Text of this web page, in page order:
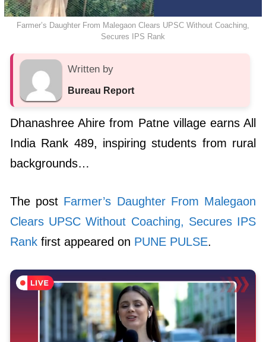
Farmer’s Daughter From Malegaon Clears UPSC Without Coaching,
Secures IPS Rank
Written by
Bureau Report
Dhanashree Ahire from Patne village earns All
India Rank 489, inspiring students from rural
backgrounds…
The post Farmer’s Daughter From Malegaon
Clears UPSC Without Coaching, Secures IPS
Rank first appeared on PUNE PULSE.